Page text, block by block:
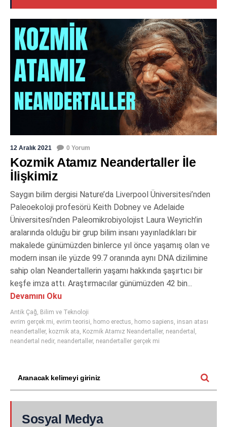
12 Aralık 2021 0 Yorum
Kozmik Atamız Neandertaller İle
İlişkimiz
Saygın bilim dergisi Nature’da Liverpool Üniversitesi’nden
Paleoekoloji profesörü Keith Dobney ve Adelaide
Üniversitesi’nden Paleomikrobiyolojist Laura Weyrich’in
aralarında olduğu bir grup bilim insanı yayınladıkları bir
makalede günümüzden binlerce yıl önce yaşamış olan ve
modern insan ile yüzde 99.7 oranında aynı DNA dizilimine
sahip olan Neandertallerin yaşamı hakkında şaşırtıcı bir
keşfe imza attı. Araştırmacılar günümüzden 42 bin...
Devamını Oku
Antik Çağ, Bilim ve Teknoloji
evrim gerçek mi, evrim teorisi, homo erectus, homo sapiens, insan atası
neandertaller, kozmik ata, Kozmik Atamız Neandertaller, neandertal ,
neandertal nedir, neandertaller, neandertaller gerçek mi
Sosyal Medya